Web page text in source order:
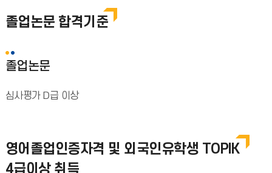
졸업논문 합격기준
졸업논문
심사평가 D급 이상
영어졸업인증자격 및 외국인유학생 TOPIK
4급이상 취득